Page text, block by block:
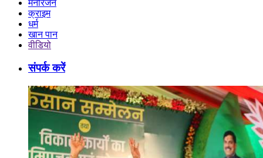
मनोरंजन
क्राइम
धर्म
खान पान
वीडियो
संपर्क करें